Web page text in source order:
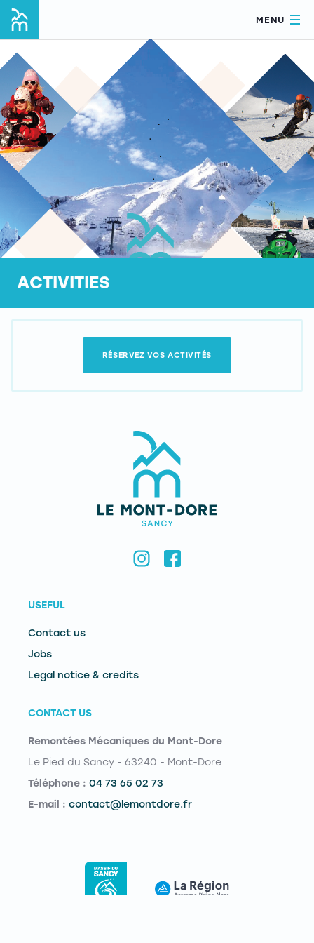
MENU
ACTIVITIES
RÉSERVEZ VOS ACTIVITÉS
USEFUL
Contact us
Jobs
Legal notice & credits
CONTACT US
Remontées Mécaniques du Mont-Dore
Le Pied du Sancy - 63240 - Mont-Dore
Téléphone : 04 73 65 02 73
E-mail : contact@lemontdore.fr